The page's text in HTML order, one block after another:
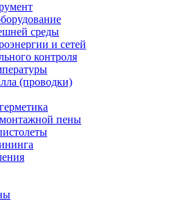
среды
и сетей
контроля
(проводки)
пены